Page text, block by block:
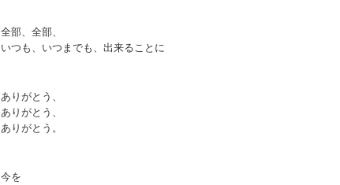
全部、全部、
いつも、いつまでも、出来ることに
ありがとう、
ありがとう、
ありがとう。
今を